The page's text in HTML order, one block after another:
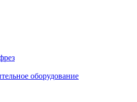
оборудование